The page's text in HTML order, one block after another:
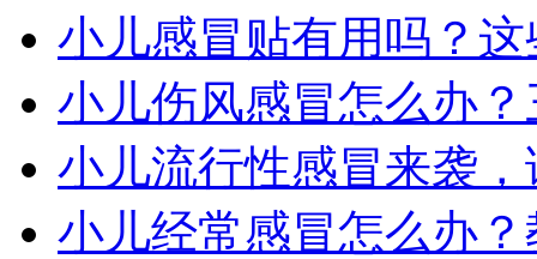
小儿感冒贴有用吗？
小儿伤风感冒怎么办
小儿流行性感冒来袭
小儿经常感冒怎么办